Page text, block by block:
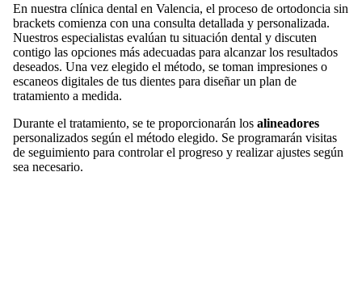
En nuestra clínica dental en Valencia, el proceso de ortodoncia sin
brackets comienza con una consulta detallada y personalizada.
Nuestros especialistas evalúan tu situación dental y discuten
contigo las opciones más adecuadas para alcanzar los resultados
deseados. Una vez elegido el método, se toman impresiones o
escaneos digitales de tus dientes para diseñar un plan de
tratamiento a medida.
Durante el tratamiento, se te proporcionarán los alineadores
personalizados según el método elegido. Se programarán visitas
de seguimiento para controlar el progreso y realizar ajustes según
sea necesario.